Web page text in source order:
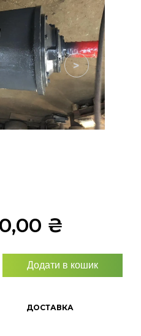
>
₴
Додати в кошик
ДОСТАВКА